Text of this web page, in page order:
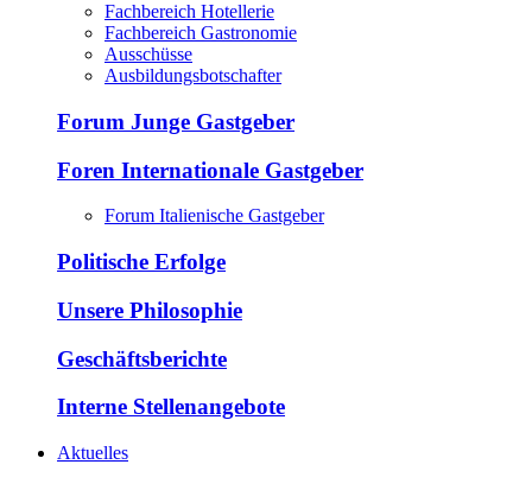
Fachbereich Hotellerie
Fachbereich Gastronomie
Ausschüsse
Ausbildungsbotschafter
Forum Junge Gastgeber
Foren Internationale Gastgeber
Forum Italienische Gastgeber
Politische Erfolge
Unsere Philosophie
Geschäftsberichte
Interne Stellenangebote
Aktuelles